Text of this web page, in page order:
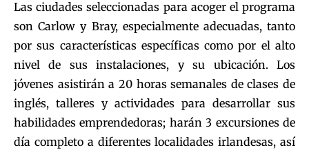
Las ciudades seleccionadas para acoger el programa
son Carlow y Bray, especialmente adecuadas, tanto
por sus características específicas como por el alto
nivel de sus instalaciones, y su ubicación. Los
jóvenes asistirán a 20 horas semanales de clases de
inglés, talleres y actividades para desarrollar sus
habilidades emprendedoras; harán 3 excursiones de
día completo a diferentes localidades irlandesas, así